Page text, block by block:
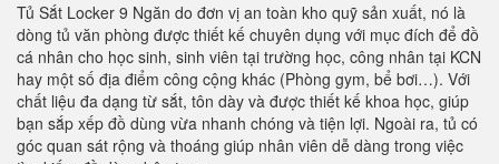
Tủ Sắt Locker 9 Ngăn do đơn vị an toàn kho quỹ sản xuất, nó là
dòng tủ văn phòng được thiết kế chuyên dụng với mục đích để đồ
cá nhân cho học sinh, sinh viên tại trường học, công nhân tại KCN
hay một số địa điểm công cộng khác (Phòng gym, bể bơi…). Với
chất liệu đa dạng từ sắt, tôn dày và được thiết kế khoa học, giúp
bạn sắp xếp đồ dùng vừa nhanh chóng và tiện lợi. Ngoài ra, tủ có
góc quan sát rộng và thoáng giúp nhân viên dễ dàng trong việc